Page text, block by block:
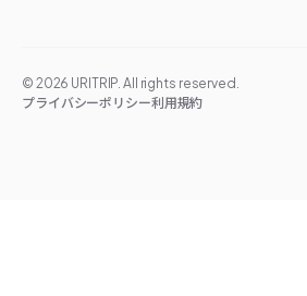
© 2026 URITRIP. All rights reserved.
プライバシーポリシー利用規約